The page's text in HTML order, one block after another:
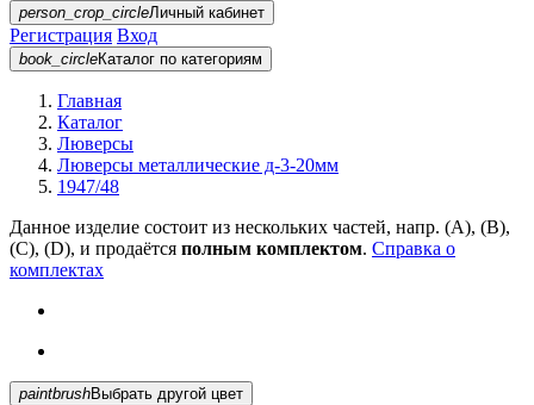
person_crop_circleЛичный кабинет
Регистрация Вход
book_circleКаталог по категориям
Главная
Каталог
Люверсы
Люверсы металлические д-3-20мм
1947/48
Данное изделие состоит из нескольких частей, напр. (А), (B),
(С), (D), и продаётся полным комплектом. Справка о
комплектах
paintbrush
Выбрать другой цвет